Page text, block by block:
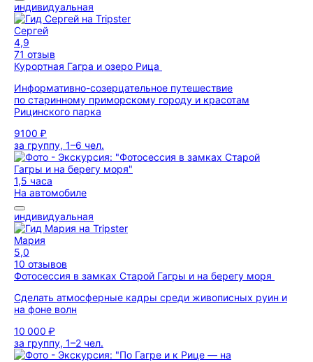
индивидуальная
Сергей
4,9
71 отзыв
Курортная Гагра и озеро Рица
Информативно-созерцательное путешествие
по старинному приморскому городу и красотам
Рицинского парка
9100 ₽
за группу, 1–6 чел.
1,5 часа
На автомобиле
индивидуальная
Мария
5,0
10 отзывов
Фотосессия в замках Старой Гагры и на берегу моря
Сделать атмосферные кадры среди живописных руин и
на фоне волн
10 000 ₽
за группу, 1–2 чел.